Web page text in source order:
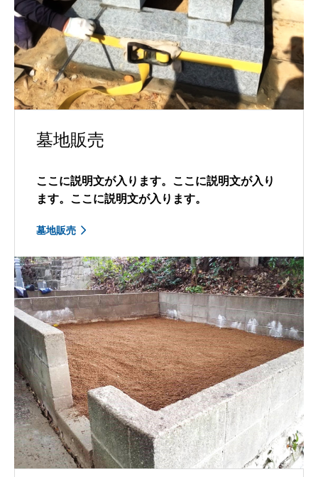
墓地販売
ここに説明文が入ります。ここに説明文が入り
ます。ここに説明文が入ります。
墓地販売